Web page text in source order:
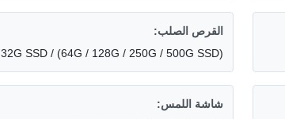
القرص الصلب:
32G SSD / (64G / 128G / 250G / 500G SSD) اختياري
شاشة اللمس: